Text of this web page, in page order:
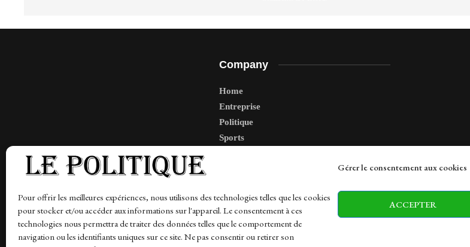
Gérer le consentement aux cookies
Pour offrir les meilleures expériences, nous utilisons des technologies telles que les cookies
pour stocker et/ou accéder aux informations sur l'appareil. Le consentement à ces
technologies nous permettra de traiter des données telles que le comportement de
navigation ou les identifiants uniques sur ce site. Ne pas consentir ou retirer son
ACCEPTER
Company
Home
Entreprise
Politique
Sports
News Finance-Marches Business